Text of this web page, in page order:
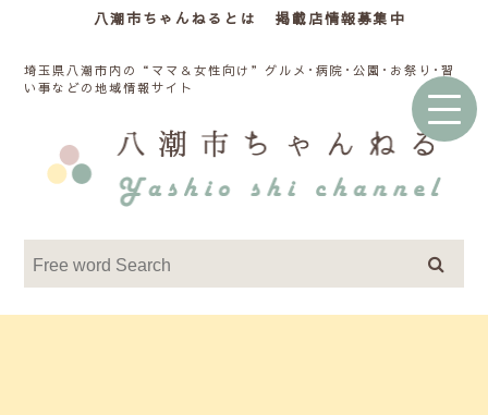
八潮市ちゃんねるとは 掲載店情報募集中
埼玉県八潮市内の“ママ＆女性向け”グルメ･病院･公園･お祭り･習
い事などの地域情報サイト